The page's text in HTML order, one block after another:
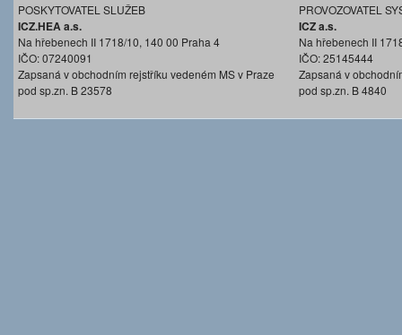
POSKYTOVATEL SLUŽEB
ICZ.HEA a.s.
Na hřebenech II 1718/10, 140 00 Praha 4
IČO: 07240091
Zapsaná v obchodním rejstříku vedeném MS v Praze
pod sp.zn. B 23578
PROVOZOVATEL
ICZ a.s.
Na hřebenech II
IČO: 25145444
Zapsaná v
pod sp.zn. B 4840